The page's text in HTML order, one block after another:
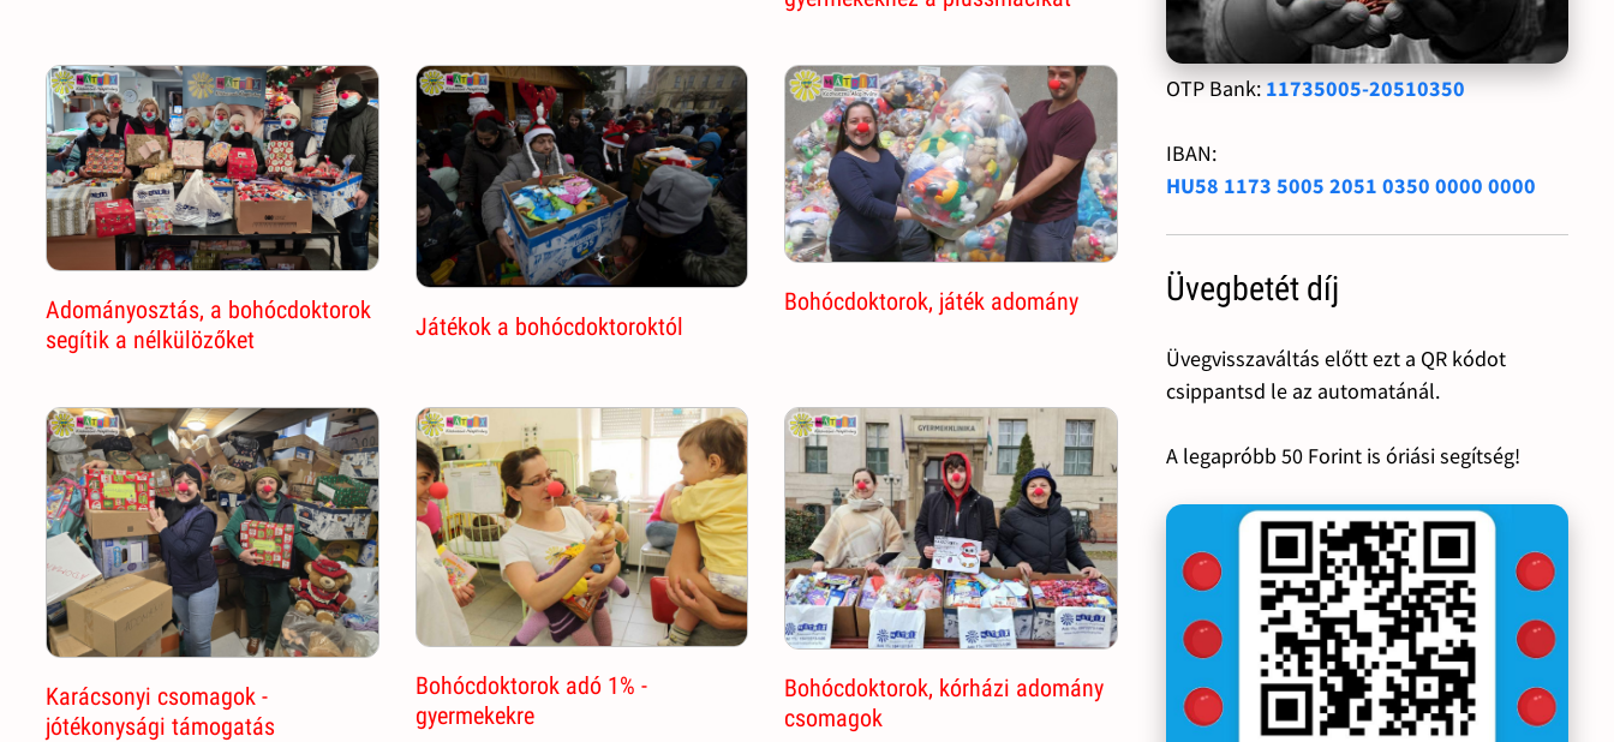
Adományosztás, a bohócdoktorok
segítik a nélkülözőket
Játékok a bohócdoktoroktól
Bohócdoktorok, játék adomány
Karácsonyi csomagok -
jótékonysági támogatás
Bohócdoktorok adó 1% -
gyermekekre
Bohócdoktorok, kórházi adomány
csomagok
OTP Bank: 11735005-20510350
IBAN:
HU58 1173 5005 2051 0350 0000 0000
Üvegbetét díj
Üvegvisszaváltás előtt ezt a QR kódot
csippantsd le az automatánál.
A legapróbb 50 Forint is óriási segítség!